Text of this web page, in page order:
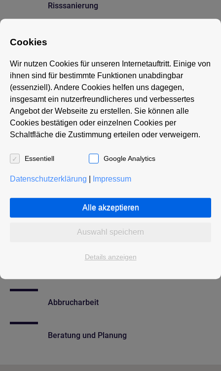
Risssanierung
Pflasterarbeit und Sanierung
Gerüstbauarbeit
Aufzüge mit Fahrschächten
Dachgeschossausbau
Haus- und Wohnungssanierung
Abbrucharbeit
Beratung und Planung
Cookies
Wir nutzen Cookies für unseren Internetauftritt. Einige von
ihnen sind für bestimmte Funktionen unabdingbar
(essenziell). Andere Cookies helfen uns dagegen,
insgesamt ein nutzerfreundlicheres und verbessertes
Angebot der Webseite zu erstellen. Sie können alle
Cookies bestätigen oder einzelnen Cookies per
Schaltfläche die Zustimmung erteilen oder verweigern.
Essentiell Google Analytics
Datenschutzerklärung Impressum
Alle akzeptieren
Auswahl speichern
Details anzeigen